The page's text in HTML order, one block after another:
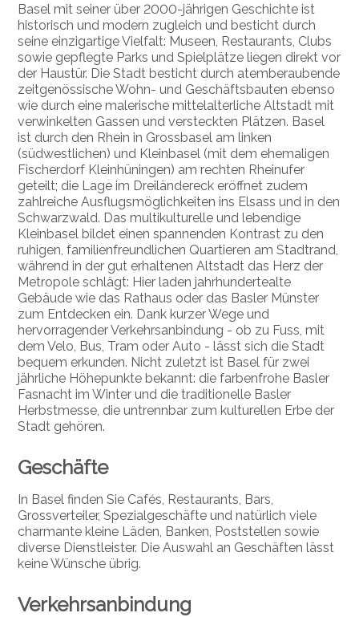
Basel mit seiner über 2000-jährigen Geschichte ist
historisch und modern zugleich und besticht durch
seine einzigartige Vielfalt: Museen, Restaurants, Clubs
sowie gepflegte Parks und Spielplätze liegen direkt vor
der Haustür. Die Stadt besticht durch atemberaubende
zeitgenössische Wohn- und Geschäftsbauten ebenso
wie durch eine malerische mittelalterliche Altstadt mit
verwinkelten Gassen und versteckten Plätzen. Basel
ist durch den Rhein in Grossbasel am linken
(südwestlichen) und Kleinbasel (mit dem ehemaligen
Fischerdorf Kleinhüningen) am rechten Rheinufer
geteilt; die Lage im Dreiländereck eröffnet zudem
zahlreiche Ausflugsmöglichkeiten ins Elsass und in den
Schwarzwald. Das multikulturelle und lebendige
Kleinbasel bildet einen spannenden Kontrast zu den
ruhigen, familienfreundlichen Quartieren am Stadtrand,
während in der gut erhaltenen Altstadt das Herz der
Metropole schlägt: Hier laden jahrhundertealte
Gebäude wie das Rathaus oder das Basler Münster
zum Entdecken ein. Dank kurzer Wege und
hervorragender Verkehrsanbindung - ob zu Fuss, mit
dem Velo, Bus, Tram oder Auto - lässt sich die Stadt
bequem erkunden. Nicht zuletzt ist Basel für zwei
jährliche Höhepunkte bekannt: die farbenfrohe Basler
Fasnacht im Winter und die traditionelle Basler
Herbstmesse, die untrennbar zum kulturellen Erbe der
Stadt gehören.
Geschäfte
In Basel finden Sie Cafés, Restaurants, Bars,
Grossverteiler, Spezialgeschäfte und natürlich viele
charmante kleine Läden, Banken, Poststellen sowie
diverse Dienstleister. Die Auswahl an Geschäften lässt
keine Wünsche übrig.
Verkehrsanbindung